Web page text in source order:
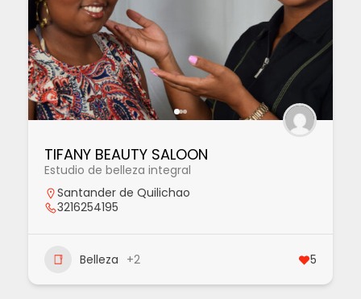
TIFANY BEAUTY SALOON
Estudio de belleza integral
Santander de Quilichao
3216254195
Belleza +2 5